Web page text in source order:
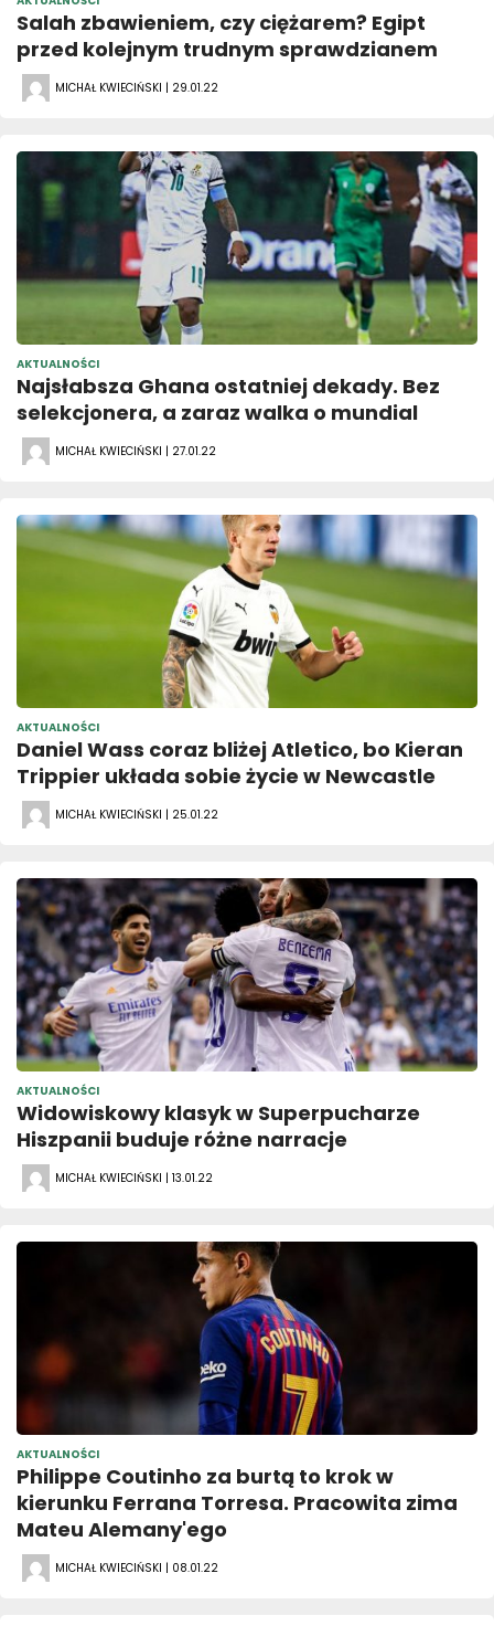
Salah zbawieniem, czy ciężarem? Egipt
przed kolejnym trudnym sprawdzianem
MICHAŁ KWIECIŃSKI | 29.01.22
AKTUALNOŚCI
Najsłabsza Ghana ostatniej dekady. Bez
selekcjonera, a zaraz walka o mundial
MICHAŁ KWIECIŃSKI | 27.01.22
AKTUALNOŚCI
Daniel Wass coraz bliżej Atletico, bo Kieran
Trippier układa sobie życie w Newcastle
MICHAŁ KWIECIŃSKI | 25.01.22
AKTUALNOŚCI
Widowiskowy klasyk w Superpucharze
Hiszpanii buduje różne narracje
MICHAŁ KWIECIŃSKI | 13.01.22
AKTUALNOŚCI
Philippe Coutinho za burtą to krok w
kierunku Ferrana Torresa. Pracowita zima
Mateu Alemany'ego
MICHAŁ KWIECIŃSKI | 08.01.22